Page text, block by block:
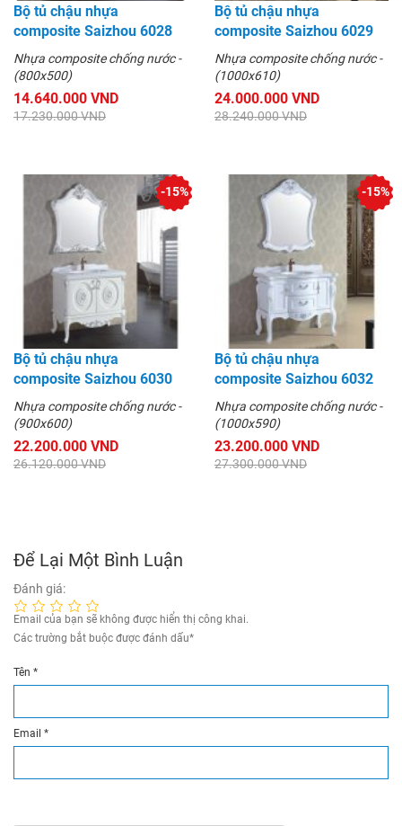
Bộ tủ chậu nhựa
composite Saizhou 6028
Nhựa composite chống nước -
(800x500)
14.640.000 VND
17.230.000 VND
Bộ tủ chậu nhựa
composite Saizhou 6029
Nhựa composite chống nước -
(1000x610)
24.000.000 VND
28.240.000 VND
Bộ tủ chậu nhựa
composite Saizhou 6030
Nhựa composite chống nước -
(900x600)
22.200.000 VND
26.120.000 VND
-15%
Bộ tủ chậu nhựa
composite Saizhou 6032
Nhựa composite chống nước -
(1000x590)
23.200.000 VND
27.300.000 VND
-15%
Để Lại Một Bình Luận
Đánh giá:
Email của bạn sẽ không được hiển thị công khai.
Các trường bắt buộc được đánh dấu*
Tên *
Email *